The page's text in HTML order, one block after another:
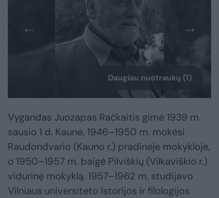
Daugiau nuotraukų (1)
Vygandas Juozapas Račkaitis gimė 1939 m.
sausio 1 d. Kaune. 1946–1950 m. mokėsi
Raudondvario (Kauno r.) pradinėje mokykloje,
o 1950–1957 m. baigė Pilviškių (Vilkaviškio r.)
vidurinę mokyklą. 1957–1962 m. studijavo
Vilniaus universiteto Istorijos ir filologijos